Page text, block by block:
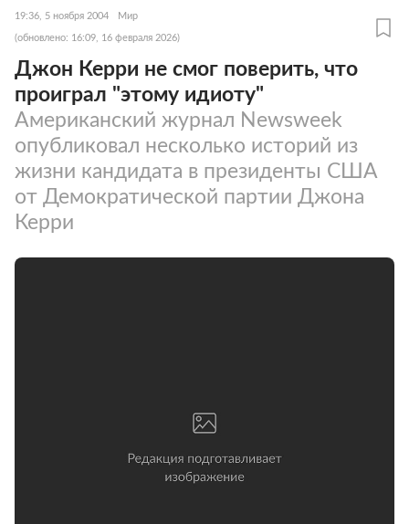
19:36, 5 ноября 2004 Мир
(обновлено: 16:09, 16 февраля 2026)
Джон Керри не смог поверить, что
проиграл "этому идиоту"
Американский журнал Newsweek
опубликовал несколько историй из
жизни кандидата в президенты США
от Демократической партии Джона
Керри